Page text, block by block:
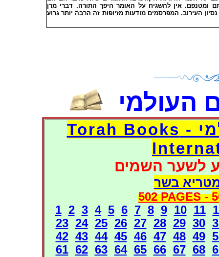
ומטנפם. אין להשגיח על האומר היפך התורה. דברי מרן
העירוב. המפרסמים מודעות מזיופות זה הרבה יותר גרוע
העולמי
דפי אוצר הספרים העולמי - Torah Books
לשער השמים
בשר
502 PAGES -
1 2 3 4 5 6 7 8 9 10 11
23 24 25 26 27 28 29 30
42 43 44 45 46 47 48 49
61 62 63 64 65 66 67 68